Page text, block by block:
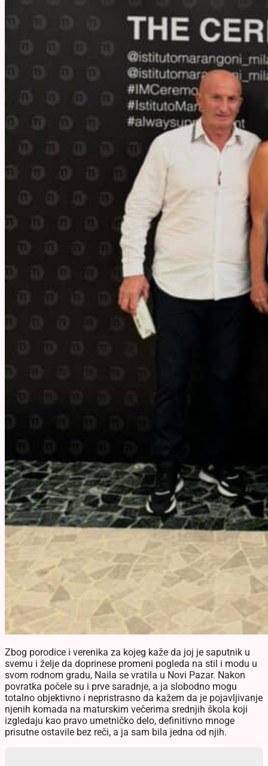
Zbog porodice i verenika za kojeg kaže da joj je saputnik u
svemu i želje da doprinese promeni pogleda na stil i modu u
svom rodnom gradu, Naila se vratila u Novi Pazar. Nakon
povratka počele su i prve saradnje, a ja slobodno mogu
totalno objektivno i nepristrasno da kažem da je pojavljivanje
njenih komada na maturskim večerima srednjih škola koji
izgledaju kao pravo umetničko delo, definitivno mnoge
prisutne ostavile bez reči, a ja sam bila jedna od njih.